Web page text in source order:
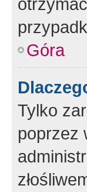
Góra
Tylko
poprzez